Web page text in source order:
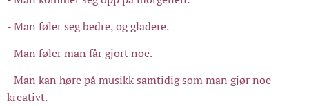
- Man føler seg bedre, og gladere.
- Man føler man får gjort noe.
- Man kan høre på musikk samtidig som man gjør noe
kreativt.